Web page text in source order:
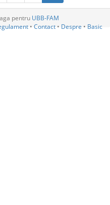
pentru UBB-FAM
• Contact • Despre • Basic